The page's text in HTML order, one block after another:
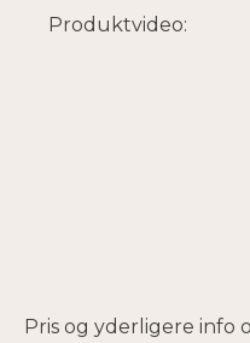
Produktvideo:
Pris og yderligere info